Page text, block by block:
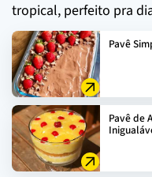
tropical, perfeito pra
Pavê
Pavê de